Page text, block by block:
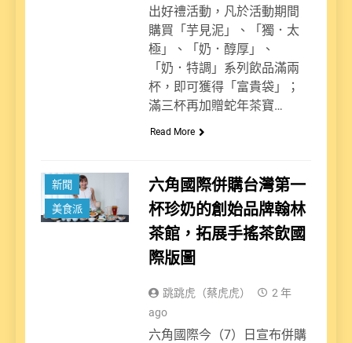
出好禮活動，凡於活動期間
購買「芋見泥」、「獨．太
極」、「奶．醇厚」、
「奶．特調」系列飲品滿兩
杯，即可獲得「富貴袋」；
滿三杯再加贈蛇年茶寶…
Read More
新聞
美食派
六角國際併購台灣第一
杯珍奶的創始品牌翰林
茶館，拓展手搖茶飲國
際版圖
跳跳虎（蔡虎虎）
2 年
ago
六角國際今（7）日宣布併購